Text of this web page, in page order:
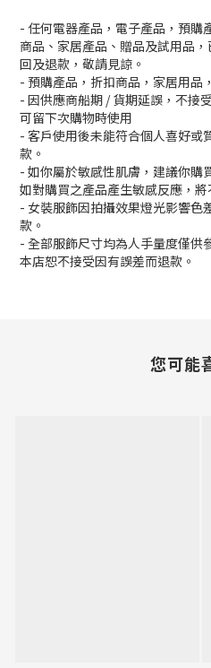
- 任何電器產品，電子產品，預購
商品、家居產品、贈品及試用品
回及退款，敬請見諒。
- 預購產品，折扣商品，家居用品
- 因供應商船期 / 貨期延誤，不接
可留下次購物時使用
- 客戶使用後未能符合個人喜好或
款。
- 如你屬於敏感性肌膚，建議你購
如對購買之產品產生敏感反應，將
- 女裝服飾因拍攝效果燈光影響色
款。
- 全部服飾尺寸均為人手量度僅
本店恕不接受因有誤差而退款。
您可能